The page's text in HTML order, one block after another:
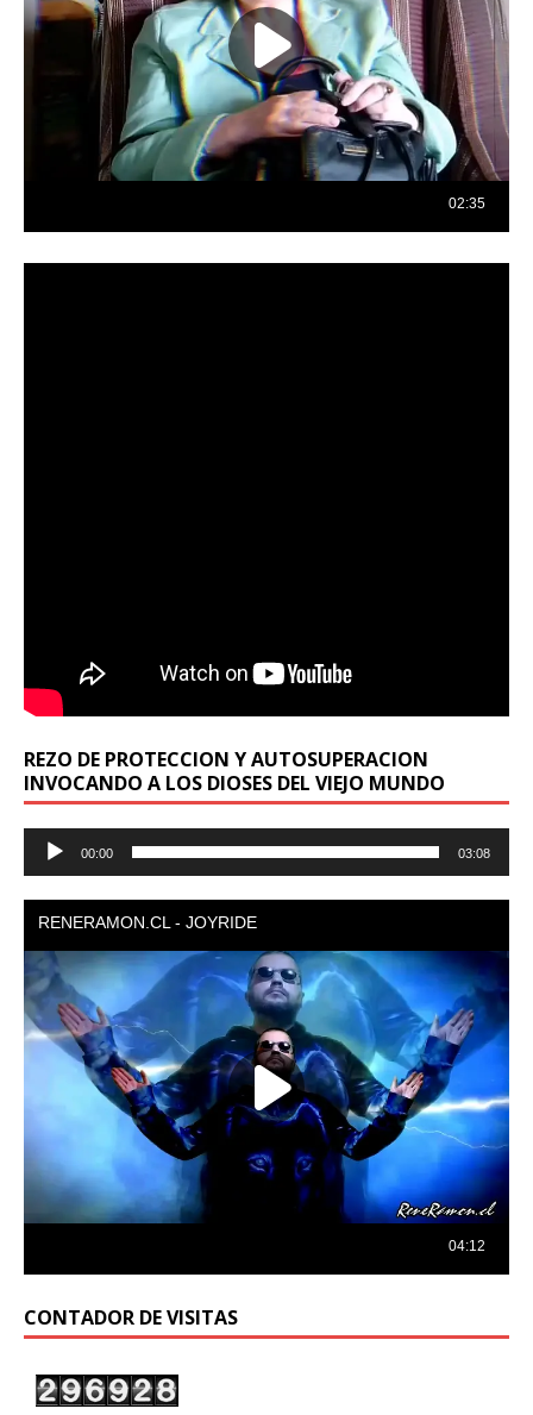
REZO DE PROTECCION Y AUTOSUPERACION
INVOCANDO A LOS DIOSES DEL VIEJO MUNDO
Reproductor
00:00 03:08
CONTADOR DE VISITAS